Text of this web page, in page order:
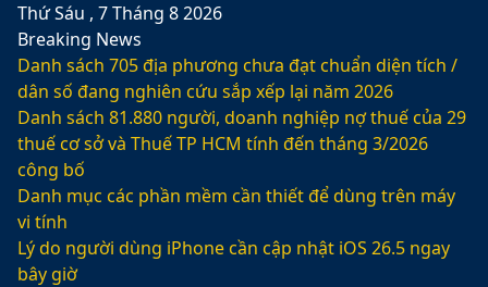
Thứ Sáu , 7 Tháng 8 2026
Breaking News
Danh sách 705 địa phương chưa đạt chuẩn diện tích /
dân số đang nghiên cứu sắp xếp lại năm 2026
Danh sách 81.880‬ người, doanh nghiệp nợ thuế của 29
thuế cơ sở và Thuế TP HCM tính đến tháng 3/2026
công bố
Danh mục các phần mềm cần thiết để dùng trên máy
vi tính
Lý do người dùng iPhone cần cập nhật iOS 26.5 ngay
bây giờ